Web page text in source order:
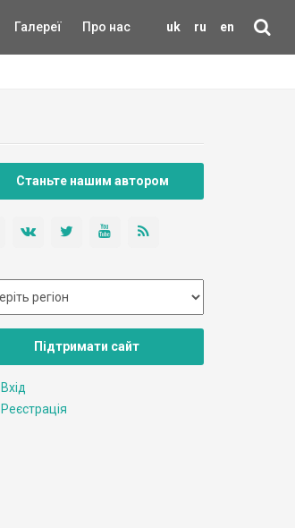
uk ru en
Галереї Про нас
Станьте нашим автором
Підтримати сайт
Вхід
Реєстрація